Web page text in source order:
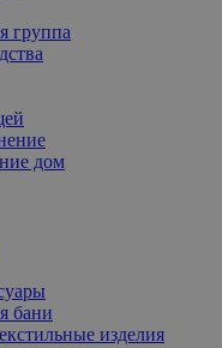
группа
дом
бани
изделия